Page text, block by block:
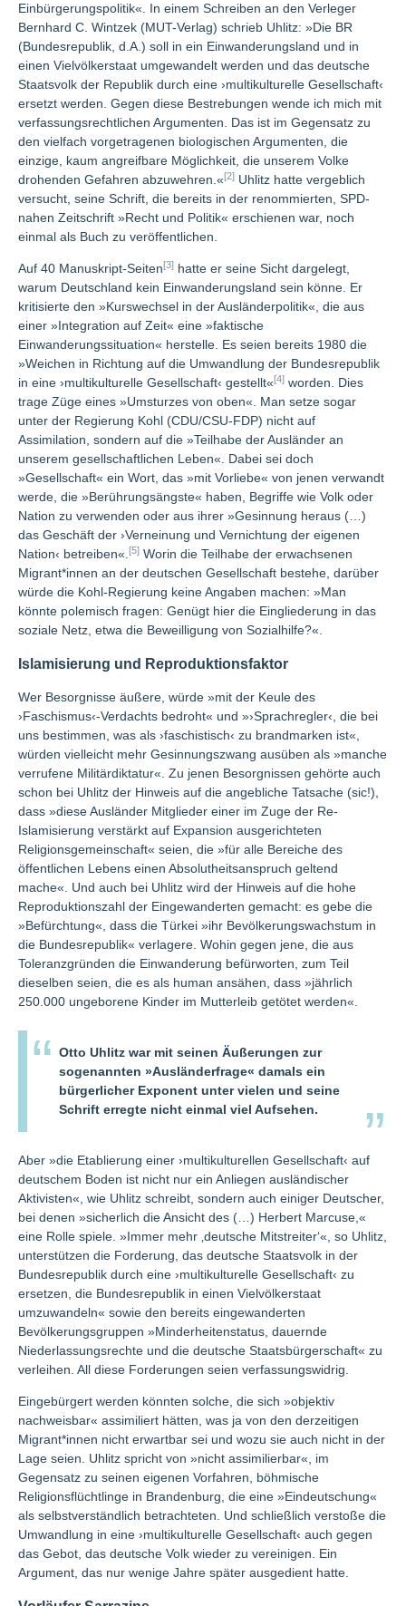
Einbürgerungspolitik«. In einem Schreiben an den Verleger
Bernhard C. Wintzek (MUT-Verlag) schrieb Uhlitz: »Die BR
(Bundesrepublik, d.A.) soll in ein Einwanderungsland und in
einen Vielvölkerstaat umgewandelt werden und das deutsche
Staatsvolk der Republik durch eine ›multikulturelle Gesellschaft‹
ersetzt werden. Gegen diese Bestrebungen wende ich mich mit
verfassungsrechtlichen Argumenten. Das ist im Gegensatz zu
den vielfach vorgetragenen biologischen Argumenten, die
einzige, kaum angreifbare Möglichkeit, die unserem Volke
drohenden Gefahren abzuwehren.«[2] Uhlitz hatte vergeblich
versucht, seine Schrift, die bereits in der renommierten, SPD-
nahen Zeitschrift »Recht und Politik« erschienen war, noch
einmal als Buch zu veröffentlichen.
Auf 40 Manuskript-Seiten[3] hatte er seine Sicht dargelegt,
warum Deutschland kein Einwanderungsland sein könne. Er
kritisierte den »Kurswechsel in der Ausländerpolitik«, die aus
einer »Integration auf Zeit« eine »faktische
Einwanderungssituation« herstelle. Es seien bereits 1980 die
»Weichen in Richtung auf die Umwandlung der Bundesrepublik
in eine ›multikulturelle Gesellschaft‹ gestellt«[4] worden. Dies
trage Züge eines »Umsturzes von oben«. Man setze sogar
unter der Regierung Kohl (CDU/CSU-FDP) nicht auf
Assimilation, sondern auf die »Teilhabe der Ausländer an
unserem gesellschaftlichen Leben«. Dabei sei doch
»Gesellschaft« ein Wort, das »mit Vorliebe« von jenen verwandt
werde, die »Berührungsängste« haben, Begriffe wie Volk oder
Nation zu verwenden oder aus ihrer »Gesinnung heraus (…)
das Geschäft der ›Verneinung und Vernichtung der eigenen
Nation‹ betreiben«. [5] Worin die Teilhabe der erwachsenen
Migrant*innen an der deutschen Gesellschaft bestehe, darüber
würde die Kohl-Regierung keine Angaben machen: »Man
könnte polemisch fragen: Genügt hier die Eingliederung in das
soziale Netz, etwa die Beweilligung von Sozialhilfe?«.
Islamisierung und Reproduktionsfaktor
Wer Besorgnisse äußere, würde »mit der Keule des
›Faschismus‹-Verdachts bedroht« und »›Sprachregler‹, die bei
uns bestimmen, was als ›faschistisch‹ zu brandmarken ist«,
würden vielleicht mehr Gesinnungszwang ausüben als »manche
verrufene Militärdiktatur«. Zu jenen Besorgnissen gehörte auch
schon bei Uhlitz der Hinweis auf die angebliche Tatsache (sic!),
dass »diese Ausländer Mitglieder einer im Zuge der Re-
Islamisierung verstärkt auf Expansion ausgerichteten
Religionsgemeinschaft« seien, die »für alle Bereiche des
öffentlichen Lebens einen Absolutheitsanspruch geltend
mache«. Und auch bei Uhlitz wird der Hinweis auf die hohe
Reproduktionszahl der Eingewanderten gemacht: es gebe die
»Befürchtung«, dass die Türkei »ihr Bevölkerungswachstum in
die Bundesrepublik« verlagere. Wohin gegen jene, die aus
Toleranzgründen die Einwanderung befürworten, zum Teil
dieselben seien, die es als human ansähen, dass »jährlich
250.000 ungeborene Kinder im Mutterleib getötet werden«.
Otto Uhlitz war mit seinen Äußerungen zur
sogenannten »Ausländerfrage« damals ein
bürgerlicher Exponent unter vielen und seine
Schrift erregte nicht einmal viel Aufsehen.
Aber »die Etablierung einer ›multikulturellen Gesellschaft‹ auf
deutschem Boden ist nicht nur ein Anliegen ausländischer
Aktivisten«, wie Uhlitz schreibt, sondern auch einiger Deutscher,
bei denen »sicherlich die Ansicht des (…) Herbert Marcuse,«
eine Rolle spiele. »Immer mehr ‚deutsche Mitstreiter‘«, so Uhlitz,
unterstützen die Forderung, das deutsche Staatsvolk in der
Bundesrepublik durch eine ›multikulturelle Gesellschaft‹ zu
ersetzen, die Bundesrepublik in einen Vielvölkerstaat
umzuwandeln« sowie den bereits eingewanderten
Bevölkerungsgruppen »Minderheitenstatus, dauernde
Niederlassungsrechte und die deutsche Staatsbürgerschaft« zu
verleihen. All diese Forderungen seien verfassungswidrig.
Eingebürgert werden könnten solche, die sich »objektiv
nachweisbar« assimiliert hätten, was ja von den derzeitigen
Migrant*innen nicht erwartbar sei und wozu sie auch nicht in der
Lage seien. Uhlitz spricht von »nicht assimilierbar«, im
Gegensatz zu seinen eigenen Vorfahren, böhmische
Religionsflüchtlinge in Brandenburg, die eine »Eindeutschung«
als selbstverständlich betrachteten. Und schließlich verstoße die
Umwandlung in eine ›multikulturelle Gesellschaft‹ auch gegen
das Gebot, das deutsche Volk wieder zu vereinigen. Ein
Argument, das nur wenige Jahre später ausgedient hatte.